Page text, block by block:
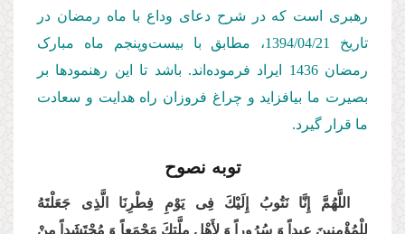
رهبری است كه در شرح دعای وداع با ماه رمضان در
تاریخ 1394/04/21
، مطابق با بیست‌وپنجم ماه مبارک
رمضان 1436 ایراد فرموده‌اند. باشد تا این رهنمودها بر
بصیرت ما بیافزاید و چراغ فروزان راه هدایت و سعادت
ما قرار گیرد.
توبه نصوح
اللَّهُمَّ إِنَّا نَتُوبُ إِلَیْكَ فِی یَوْمِ فِطْرِنَا الَّذِی جَعَلْتَهُ‏
لِلْمُؤْمِنِینَ‏ عِیداً وَ سُرُوراً وَ لِأَهْلِ مِلَّتِكَ مَجْمَعاً وَ مُحْتَشَداً مِنْ